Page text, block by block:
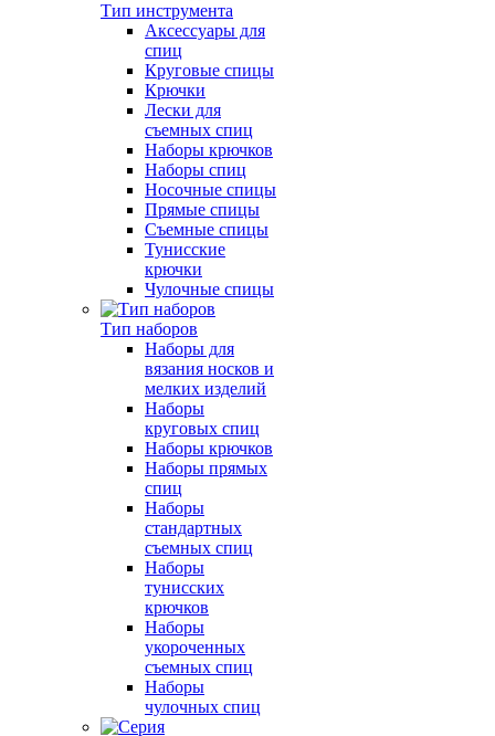
Тип инструмента
Аксессуары для
спиц
Круговые спицы
Крючки
Лески для
съемных спиц
Наборы крючков
Наборы спиц
Носочные спицы
Прямые спицы
Съемные спицы
Тунисские
крючки
Чулочные спицы
Тип наборов
Наборы для
вязания носков и
мелких изделий
Наборы
круговых спиц
Наборы крючков
Наборы прямых
спиц
Наборы
стандартных
съемных спиц
Наборы
тунисских
крючков
Наборы
укороченных
съемных спиц
Наборы
чулочных спиц